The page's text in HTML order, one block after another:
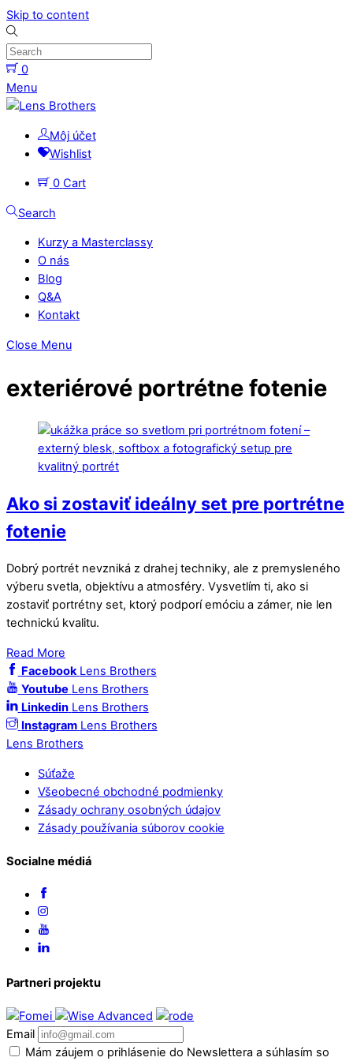
Skip to content
0
Menu
Môj účet
Wishlist
0 Cart
Search
Kurzy a Masterclassy
O nás
Blog
Q&A
Kontakt
Close Menu
exteriérové portrétne fotenie
Ako si zostaviť ideálny set pre portrétne
fotenie
Dobrý portrét nevzniká z drahej techniky, ale z premysleného
výberu svetla, objektívu a atmosféry. Vysvetlím ti, ako si
zostaviť portrétny set, ktorý podporí emóciu a zámer, nie len
technickú kvalitu.
Read More
Facebook Lens Brothers
Youtube Lens Brothers
Linkedin Lens Brothers
Instagram Lens Brothers
Lens Brothers
Súťaže
Všeobecné obchodné podmienky
Zásady ochrany osobných údajov
Zásady používania súborov cookie
Socialne médiá
Partneri projektu
Email
Mám záujem o prihlásenie do Newslettera a súhlasím so